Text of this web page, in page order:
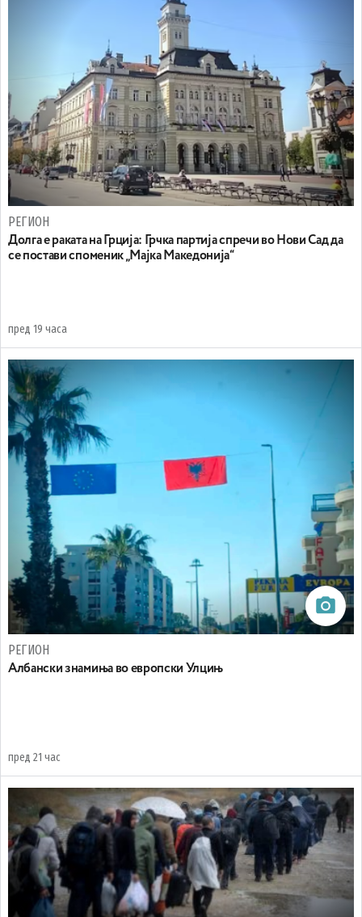
РЕГИОН
Долга е раката на Грција: Грчка партија спречи во Нови Сад да
се постави споменик „Мајка Македонија“
пред 19 часа
РЕГИОН
Aлбански знамиња во европски Улцињ
пред 21 час